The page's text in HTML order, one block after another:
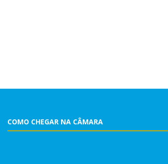
COMO CHEGAR NA CÂMARA